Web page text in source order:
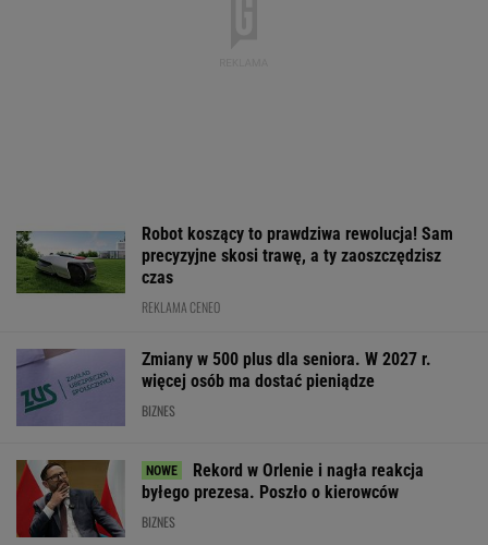
Robot koszący to prawdziwa rewolucja! Sam
precyzyjne skosi trawę, a ty zaoszczędzisz
czas
REKLAMA CENEO
Zmiany w 500 plus dla seniora. W 2027 r.
więcej osób ma dostać pieniądze
BIZNES
Rekord w Orlenie i nagła reakcja
byłego prezesa. Poszło o kierowców
BIZNES